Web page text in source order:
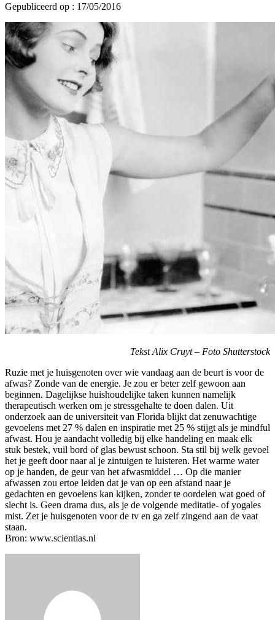
Gepubliceerd op : 17/05/2016
Tekst Alix Cruyt – Foto Shutterstock
Ruzie met je huisgenoten over wie vandaag aan de beurt is voor de
afwas? Zonde van de energie. Je zou er beter zelf gewoon aan
beginnen. Dagelijkse huishoudelijke taken kunnen namelijk
therapeutisch werken om je stressgehalte te doen dalen. Uit
onderzoek aan de universiteit van Florida blijkt dat zenuwachtige
gevoelens met 27 % dalen en inspiratie met 25 % stijgt als je mindful
afwast. Hou je aandacht volledig bij elke handeling en maak elk
stuk bestek, vuil bord of glas bewust schoon. Sta stil bij welk gevoel
het je geeft door naar al je zintuigen te luisteren. Het warme water
op je handen, de geur van het afwasmiddel … Op die manier
afwassen zou ertoe leiden dat je van op een afstand naar je
gedachten en gevoelens kan kijken, zonder te oordelen wat goed of
slecht is. Geen drama dus, als je de volgende meditatie- of yogales
mist. Zet je huisgenoten voor de tv en ga zelf zingend aan de vaat
staan.
Bron: www.scientias.nl